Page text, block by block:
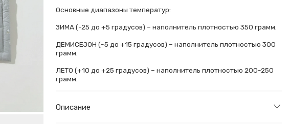
Основные диапазоны температур:
ЗИМА (-25 до +5 градусов) – наполнитель плотностью 350 грамм.
ДЕМИСЕЗОН (-5 до +15 градусов) – наполнитель плотностью 300
грамм.
ЛЕТО (+10 до +25 градусов) – наполнитель плотностью 200-250
грамм.
Описание